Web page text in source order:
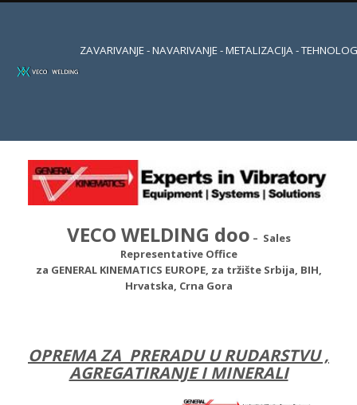
ZAVARIVANJE - NAVARIVANJE - METALIZACIJA -
VECO WELDING doo – Sales
Representative Office
za GENERAL KINEMATICS EUROPE, za tržište Srbija, BIH,
Hrvatska, Crna Gora
OPREMA ZA PRERADU U RUDARSTVU ,
AGREGATIRANJE I MINERALI